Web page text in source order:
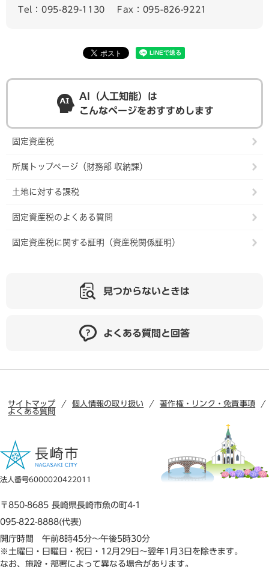
Tel：095-829-1130
Fax：095-826-9221
AI（人工知能）は
こんなページをおすすめします
固定資産税
所属トップページ（財務部 収納課）
土地に対する課税
固定資産税のよくある質問
固定資産税に関する証明（資産税関係証明）
見つからないときは
よくある質問と回答
サイトマップ 個人情報の取り扱い
著作権・リンク・免責事項
よくある質問
法人番号6000020422011
〒850-8685 長崎県長崎市魚の町4-1
095-822-8888(代表)
開庁時間 午前8時45分～午後5時30分
※土曜日・日曜日・祝日・12月29日～翌年1月3日を除きます。
なお、施設・部署によって異なる場合があります。